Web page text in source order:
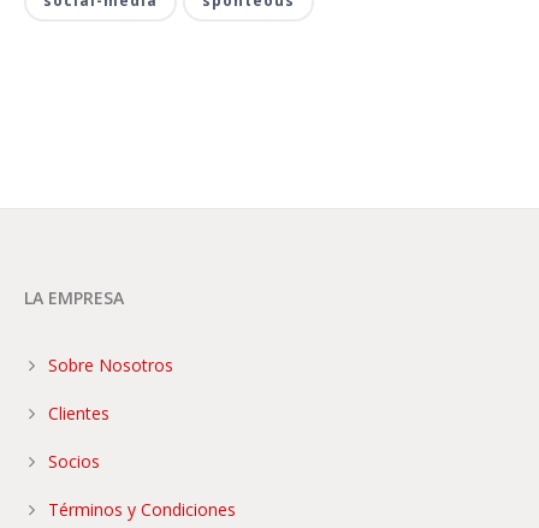
LA EMPRESA
Sobre Nosotros
Clientes
Socios
Términos y Condiciones